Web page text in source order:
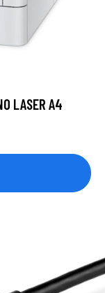
LASER A4